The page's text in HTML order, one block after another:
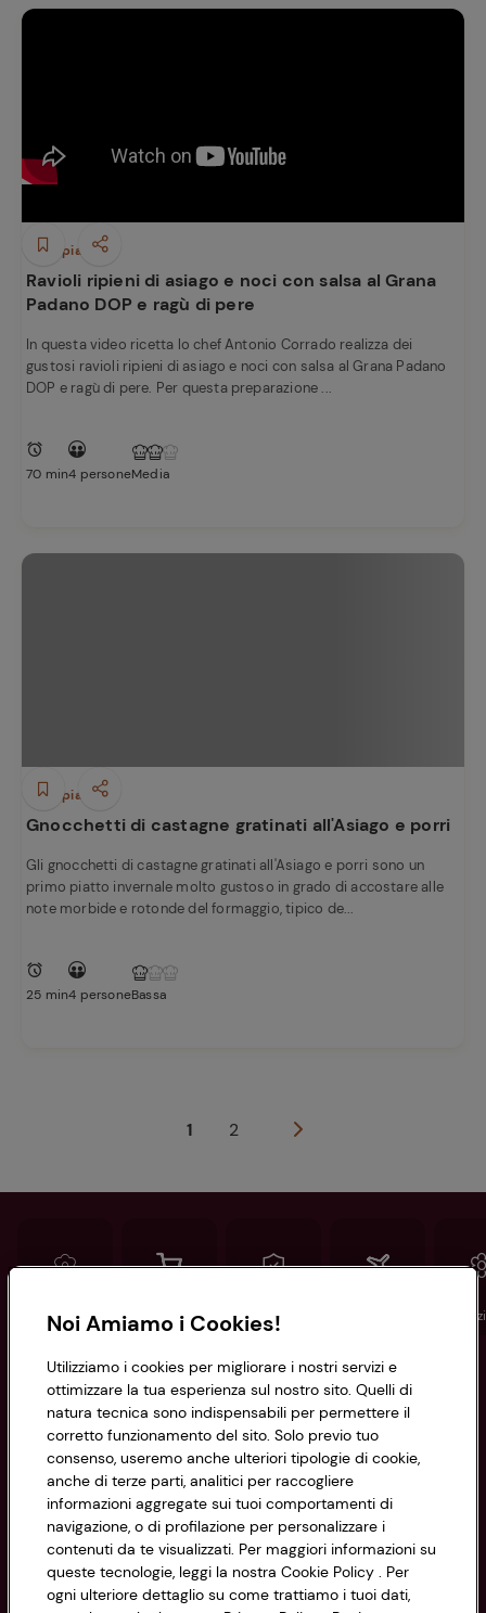
Primi piatti
Ravioli ripieni di asiago e noci con salsa al Grana
Padano DOP e ragù di pere
In questa video ricetta lo chef Antonio Corrado realizza dei
gustosi ravioli ripieni di asiago e noci con salsa al Grana Padano
DOP e ragù di pere. Per questa preparazione ...
70 min4 personeMedia
Primi piatti
Gnocchetti di castagne gratinati all'Asiago e porri
Gli gnocchetti di castagne gratinati all'Asiago e porri sono un
primo piatto invernale molto gustoso in grado di accostare alle
note morbide e rotonde del formaggio, tipico de...
25 min4 personeBassa
1 2
Conad Spesa online Assicurazioni
Informazioni
Privacy Policy
Cookie Policy
Impostazioni Cookie
Accessibilità
CONAD SOCIETÀ COOPERATIVA
Via Michelino, 59 | 40127 BOLOGNA
Codice Fiscale e Registro Imprese
di Bologna 00865960157
PARTITA IVA 03320960374
Noi Amiamo i Cookies!
Utilizziamo i cookies per migliorare i nostri servizi e
ottimizzare la tua esperienza sul nostro sito. Quelli di
natura tecnica sono indispensabili per permettere il
corretto funzionamento del sito. Solo previo tuo
consenso, useremo anche ulteriori tipologie di cookie,
anche di terze parti, analitici per raccogliere
informazioni aggregate sui tuoi comportamenti di
navigazione, o di profilazione per personalizzare i
contenuti da te visualizzati. Per maggiori informazioni su
queste tecnologie, leggi la nostra Cookie Policy . Per
ogni ulteriore dettaglio su come trattiamo i tuoi dati,